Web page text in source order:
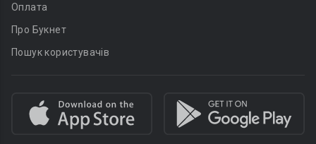
Оплата
Про Букнет
Пошук користувачів